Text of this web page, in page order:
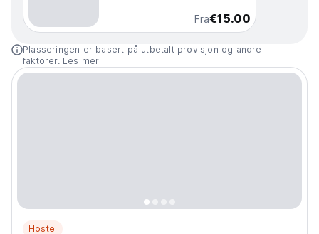
Fra€15.00
Plasseringen er basert på utbetalt provisjon og andre
faktorer. Les mer
Hostel